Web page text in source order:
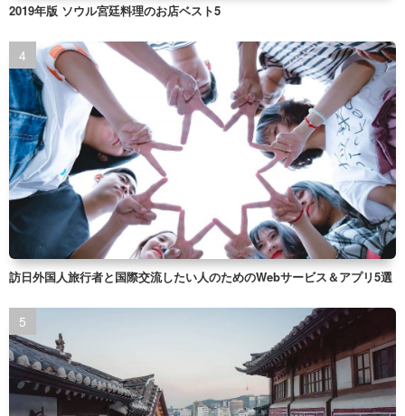
2019年版 ソウル宮廷料理のお店ベスト5
訪日外国人旅行者と国際交流したい人のためのWebサービス＆アプリ5選